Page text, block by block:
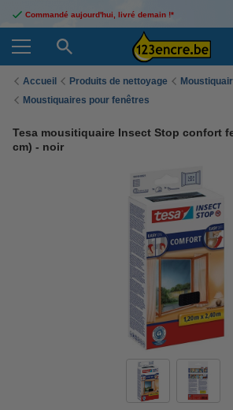
Commandé aujourd'hui, livré demain !*
Accueil Produits de nettoyage
Moustiquaires pour fenêtres
Tesa mousitiquaire Insect Stop confort
cm) - noir